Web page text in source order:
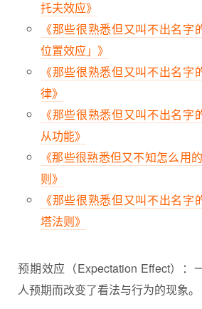
托夫效应》
《那些很熟悉但又叫不出名字
位置效应」》
《那些很熟悉但又叫不出名字
律》
《那些很熟悉但又叫不出名字
从功能》
《那些很熟悉但又不知怎么用
则》
《那些很熟悉但又叫不出名字
塔法则》
预期效应（Expectation Effect）：
人预期而改变了看法与行为的现象。